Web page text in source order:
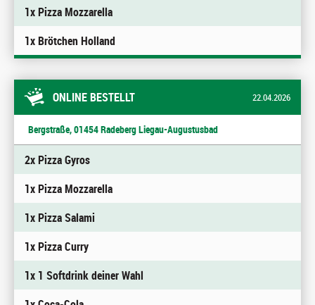
1x Pizza Mozzarella
1x Brötchen Holland
ONLINE BESTELLT 22.04.2026
Bergstraße, 01454 Radeberg Liegau-Augustusbad
2x Pizza Gyros
1x Pizza Mozzarella
1x Pizza Salami
1x Pizza Curry
1x 1 Softdrink deiner Wahl